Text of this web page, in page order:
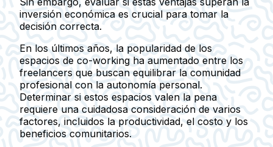
inversión económica es crucial para tomar la
decisión correcta.
En los últimos años, la popularidad de los
espacios de co-working ha aumentado entre los
freelancers que buscan equilibrar la comunidad
profesional con la autonomía personal.
Determinar si estos espacios valen la pena
requiere una cuidadosa consideración de varios
factores, incluidos la productividad, el costo y los
beneficios comunitarios.